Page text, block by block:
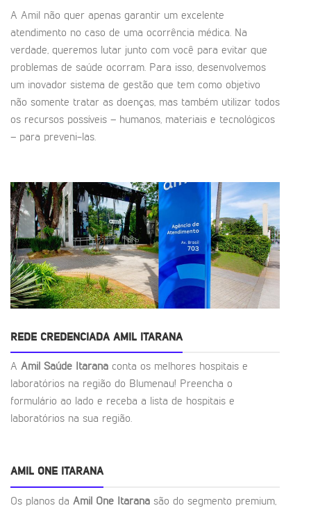
A Amil não quer apenas garantir um excelente
atendimento no caso de uma ocorrência médica. Na
verdade, queremos lutar junto com você para evitar que
problemas de saúde ocorram. Para isso, desenvolvemos
um inovador sistema de gestão que tem como objetivo
não somente tratar as doenças, mas também utilizar todos
os recursos possíveis – humanos, materiais e tecnológicos
– para preveni-las.
REDE CREDENCIADA AMIL ITARANA
A Amil Saúde Itarana conta os melhores hospitais e
laboratórios na região do Blumenau! Preencha o
formulário ao lado e receba a lista de hospitais e
laboratórios na sua região.
AMIL ONE ITARANA
Os planos da Amil One Itarana são do segmento premium,